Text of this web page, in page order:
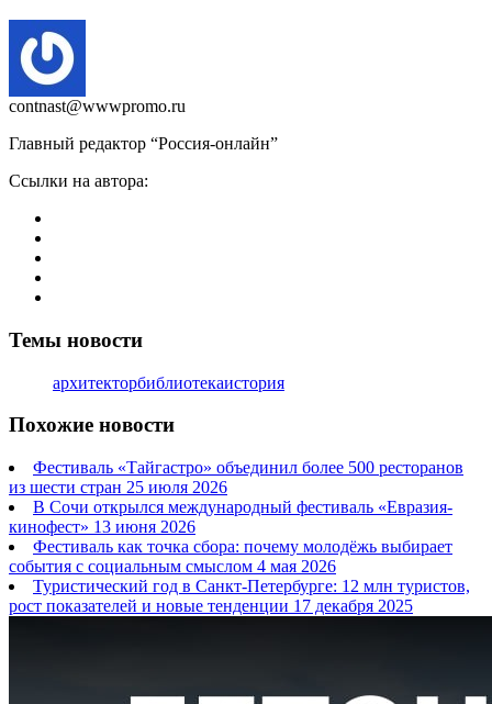
contnast@wwwpromo.ru
Главный редактор “Россия-онлайн”
Ссылки на автора:
Темы новости
архитекторбиблиотекаистория
Похожие новости
Фестиваль «Тайгастро» объединил более 500 ресторанов
из шести стран 25 июля 2026
В Сочи открылся международный фестиваль «Евразия-
кинофест» 13 июня 2026
Фестиваль как точка сбора: почему молодёжь выбирает
события с социальным смыслом 4 мая 2026
Туристический год в Санкт-Петербурге: 12 млн туристов,
рост показателей и новые тенденции 17 декабря 2025